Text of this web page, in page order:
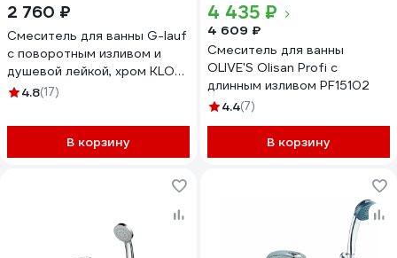
2 760 ₽
Смеситель для ванны G-lauf
с поворотным изливом и
душевой лейкой, хром KLO6-
C048
4.8(17)
В корзину
4 435 ₽
4 609 ₽
Смеситель для ванны
OLIVE'S Olisan Profi с
длинным изливом PF15102
4.4(7)
В корзину